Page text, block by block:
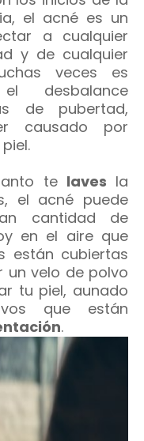
el acné es un
a cualquier
y de cualquier
veces es
desbalance
de pubertad,
causado por
te laves la
el acné puede
cantidad de
en el aire que
están cubiertas
un velo de polvo
tu piel, aunado
que están
.